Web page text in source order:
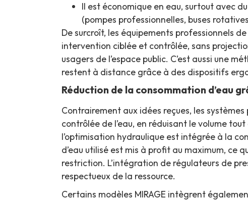
Il est économique en eau, surtout avec
(pompes professionnelles, buses
De surcroît, les équipements professionnels
intervention ciblée et contrôlée, sans
usagers de l’espace public. C’est aussi une
restent à distance grâce à des dispositifs
Réduction de la consommation d’eau
Contrairement aux idées reçues, les
contrôlée de l’eau, en réduisant le volume
l’optimisation hydraulique est intégrée à la
d’eau utilisé est mis à profit au maximum,
restriction. L’intégration de régulateurs de
respectueux de la ressource.
Certains modèles MIRAGE intègrent